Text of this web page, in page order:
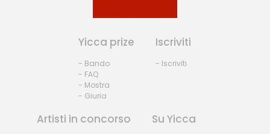
Yicca prize
- Bando
- FAQ
- Mostra
- Giuria
Iscriviti
- Iscriviti
Artisti in concorso Su Yicca